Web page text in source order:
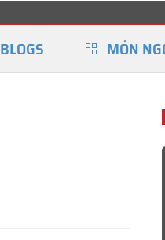
BLOGS MÓN